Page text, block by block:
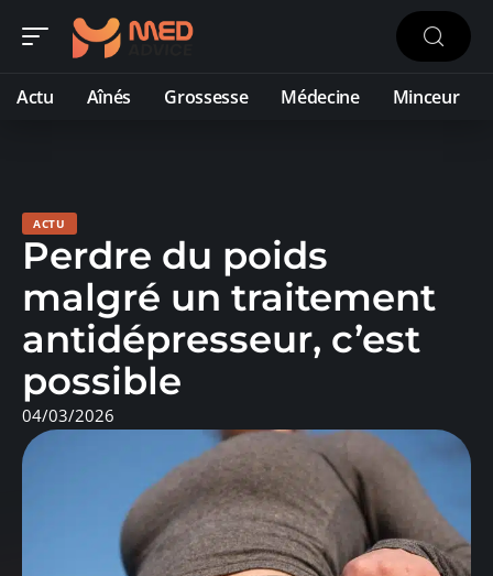
Actu Aînés Grossesse Médecine Minceur
ACTU
Perdre du poids
malgré un traitement
antidépresseur, c’est
possible
04/03/2026